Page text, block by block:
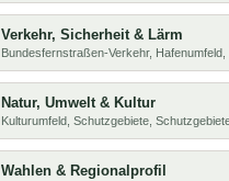
Verkehr, Sicherheit & Lärm
Bundesfernstraßen-Verkehr,
Natur, Umwelt & Kultur
Kulturumfeld, Schutzgebiete,
Wahlen & Regionalprofil